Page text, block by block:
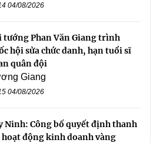
04/08/2026
tướng Phan Văn Giang trình
hội sửa chức danh, hạn tuổi sĩ
quân đội
Giang
04/08/2026
Ninh: Công bố quyết định thanh
động kinh doanh vàng